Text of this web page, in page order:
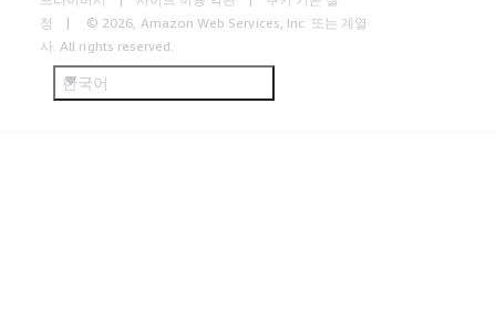
정
© 2026, Amazon Web Services, Inc. 또는 계열
사. All rights reserved.
한국어